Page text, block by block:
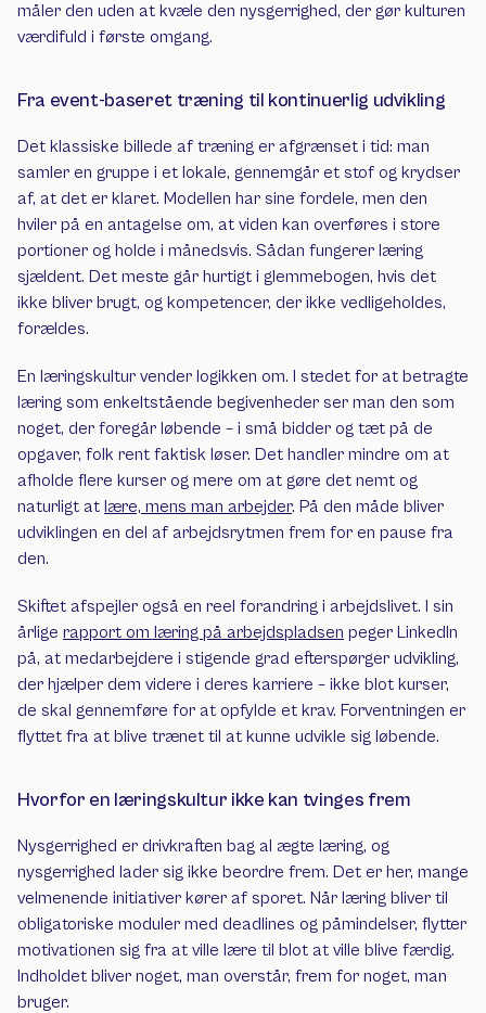
måler den uden at kvæle den nysgerrighed, der gør kulturen
værdifuld i første omgang.
Fra event-baseret træning til kontinuerlig udvikling
Det klassiske billede af træning er afgrænset i tid: man
samler en gruppe i et lokale, gennemgår et stof og krydser
af, at det er klaret. Modellen har sine fordele, men den
hviler på en antagelse om, at viden kan overføres i store
portioner og holde i månedsvis. Sådan fungerer læring
sjældent. Det meste går hurtigt i glemmebogen, hvis det
ikke bliver brugt, og kompetencer, der ikke vedligeholdes,
forældes.
En læringskultur vender logikken om. I stedet for at betragte
læring som enkeltstående begivenheder ser man den som
noget, der foregår løbende – i små bidder og tæt på de
opgaver, folk rent faktisk løser. Det handler mindre om at
afholde flere kurser og mere om at gøre det nemt og
naturligt at lære, mens man arbejder. På den måde bliver
udviklingen en del af arbejdsrytmen frem for en pause fra
den.
Skiftet afspejler også en reel forandring i arbejdslivet. I sin
årlige rapport om læring på arbejdspladsen peger LinkedIn
på, at medarbejdere i stigende grad efterspørger udvikling,
der hjælper dem videre i deres karriere – ikke blot kurser,
de skal gennemføre for at opfylde et krav. Forventningen er
flyttet fra at blive trænet til at kunne udvikle sig løbende.
Hvorfor en læringskultur ikke kan tvinges frem
Nysgerrighed er drivkraften bag al ægte læring, og
nysgerrighed lader sig ikke beordre frem. Det er her, mange
velmenende initiativer kører af sporet. Når læring bliver til
obligatoriske moduler med deadlines og påmindelser, flytter
motivationen sig fra at ville lære til blot at ville blive færdig.
Indholdet bliver noget, man overstår, frem for noget, man
bruger.